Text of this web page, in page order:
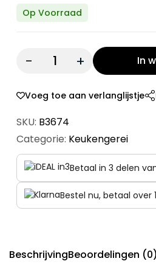
Op Voorraad
Quantity: In
Voeg toe aan verlanglijstje
SKU: B3674​
Categorie: Keukengerei
Betaal in 3 delen
Bestel nu, betaal over
BeschrijvingBeoordelingen (0)